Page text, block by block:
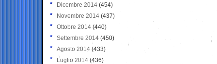
Dicembre 2014 (454)
Novembre 2014 (437)
Ottobre 2014 (440)
Settembre 2014 (450)
Agosto 2014 (433)
Luglio 2014 (436)